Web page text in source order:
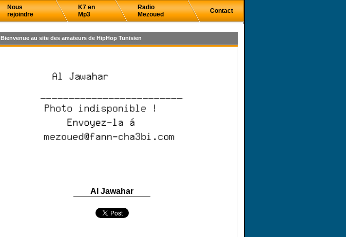
Nous
rejoindre
K7 en
Mp3
Radio
Mezoued
Contact
Bienvenue au site des amateurs de HipHop Tunisien
Al Jawahar